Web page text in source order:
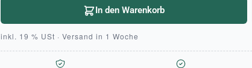
In den Warenkorb
inkl. 19 % USt · Versand in 1 Woche